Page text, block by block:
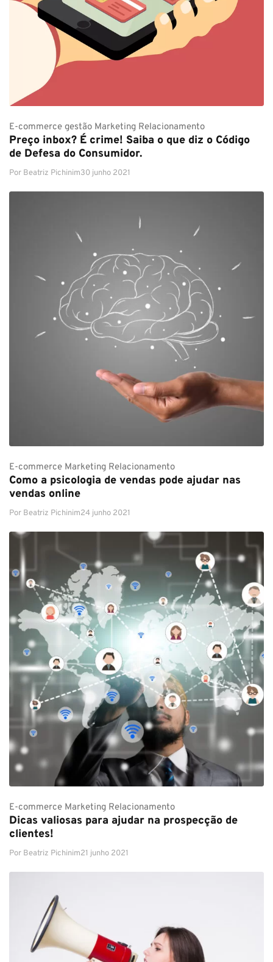
E-commerce gestão Marketing Relacionamento
Preço inbox? É crime! Saiba o que diz o Código
de Defesa do Consumidor.
Por Beatriz Pichinim30 junho 2021
E-commerce Marketing Relacionamento
Como a psicologia de vendas pode ajudar nas
vendas online
Por Beatriz Pichinim24 junho 2021
E-commerce Marketing Relacionamento
Dicas valiosas para ajudar na prospecção de
clientes!
Por Beatriz Pichinim21 junho 2021